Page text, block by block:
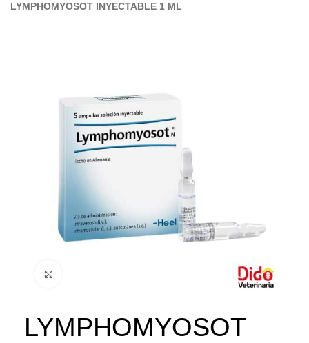
LYMPHOMYOSOT INYECTABLE 1 ML
LYMPHOMYOSOT